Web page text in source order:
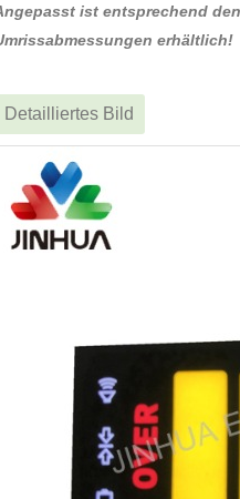
ist entsprechend
erhältlich!
Detailliertes Bild